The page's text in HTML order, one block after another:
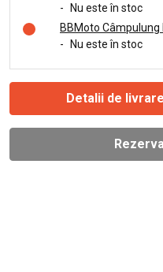
-
Nu este în stoc
BBMoto Câmpulung
-
Nu este în stoc
Detalii de livrare